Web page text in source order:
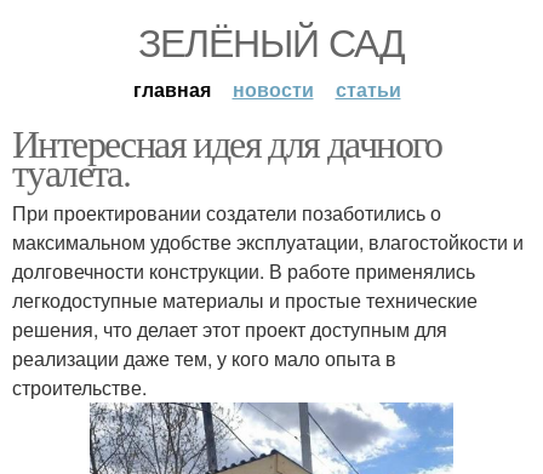
ЗЕЛЁНЫЙ САД
главная новости статьи
Интересная идея для дачного
туалета.
При проектировании создатели позаботились о
максимальном удобстве эксплуатации, влагостойкости и
долговечности конструкции. В работе применялись
легкодоступные материалы и простые технические
решения, что делает этот проект доступным для
реализации даже тем, у кого мало опыта в
строительстве.